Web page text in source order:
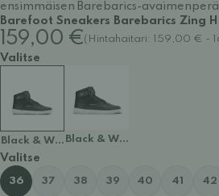
ensimmäisen Barebarics-
Barefoot Sneakers Barebarics Zing
159,00 €(Hintahaitari: 159,00 € -
Valitse
Black & WhiteBlack & White - Leather
Valitse
36 37 38 39 40 41 42